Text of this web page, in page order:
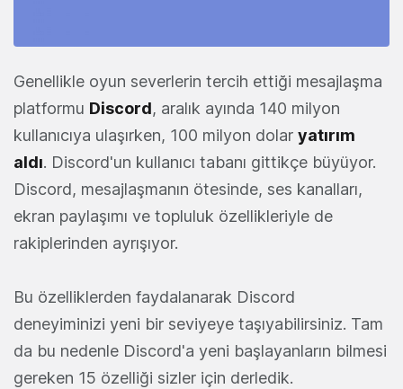
Genellikle oyun severlerin tercih ettiği mesajlaşma
platformu Discord, aralık ayında 140 milyon
kullanıcıya ulaşırken, 100 milyon dolar yatırım
aldı. Discord'un kullanıcı tabanı gittikçe büyüyor.
Discord, mesajlaşmanın ötesinde, ses kanalları,
ekran paylaşımı ve topluluk özellikleriyle de
rakiplerinden ayrışıyor.
Bu özelliklerden faydalanarak Discord
deneyiminizi yeni bir seviyeye taşıyabilirsiniz. Tam
da bu nedenle Discord'a yeni başlayanların bilmesi
gereken 15 özelliği sizler için derledik.